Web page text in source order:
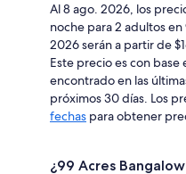
Al 8 ago. 2026, los
noche para 2 adultos
2026 serán a partir de
Este precio es con
encontrado en las
próximos 30 días. Los
fechas para obtener
¿99 Acres